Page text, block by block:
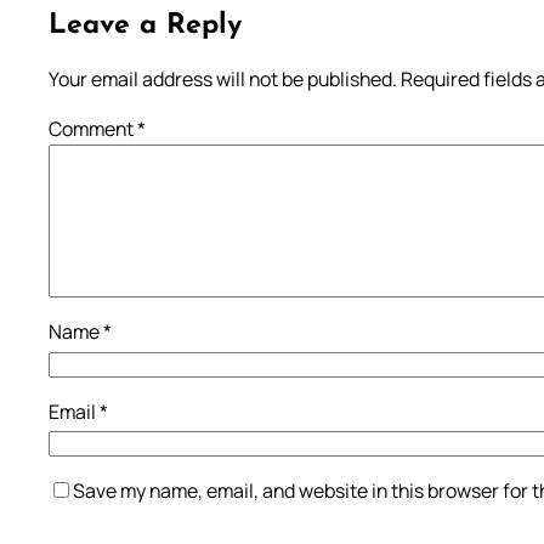
Leave a Reply
Your email address will not be published. Required fields
Comment*
Name*
Email*
Save my name, email, and website in this browser for